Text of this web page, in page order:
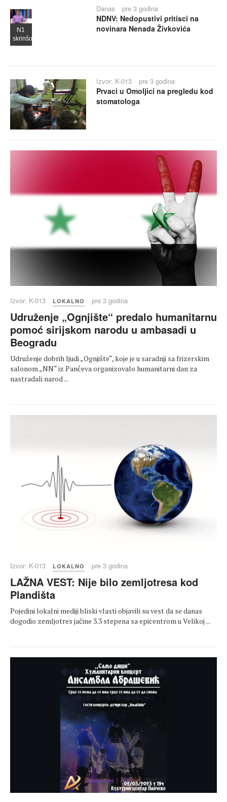
N1
skrinšot
Danas pre 3 godina
NDNV: Nedopustivi pritisci na
novinara Nenada Živkovića
Izvor: K-013 pre 3 godina
Prvaci u Omoljici na pregledu kod
stomatologa
Izvor: K-013 LOKALNO pre 3 godina
Udruženje „Ognjište“ predalo humanitarnu
pomoć sirijskom narodu u ambasadi u
Beogradu
Udruženje dobrih ljudi „Ognjište“, koje je u saradnji sa frizerskim
salonom „NN“ iz Pančeva organizovalo humanitarni dan za
nastradali narod ...
Izvor: K-013 LOKALNO pre 3 godina
LAŽNA VEST: Nije bilo zemljotresa kod
Plandišta
Pojedini lokalni mediji bliski vlasti objavili su vest da se danas
dogodio zemljotres jačine 3.3 stepena sa epicentrom u Velikoj ...